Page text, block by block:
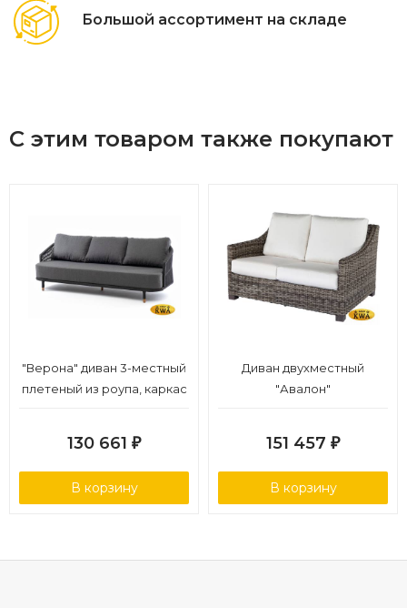
Большой ассортимент на складе
С этим товаром также покупают
"Верона" диван 3-местный
плетеный из роупа, каркас
темно-серый круглый,
ткань темно-серая 027
130 661 ₽
В корзину
Диван двухместный
"Авалон"
151 457 ₽
В корзину